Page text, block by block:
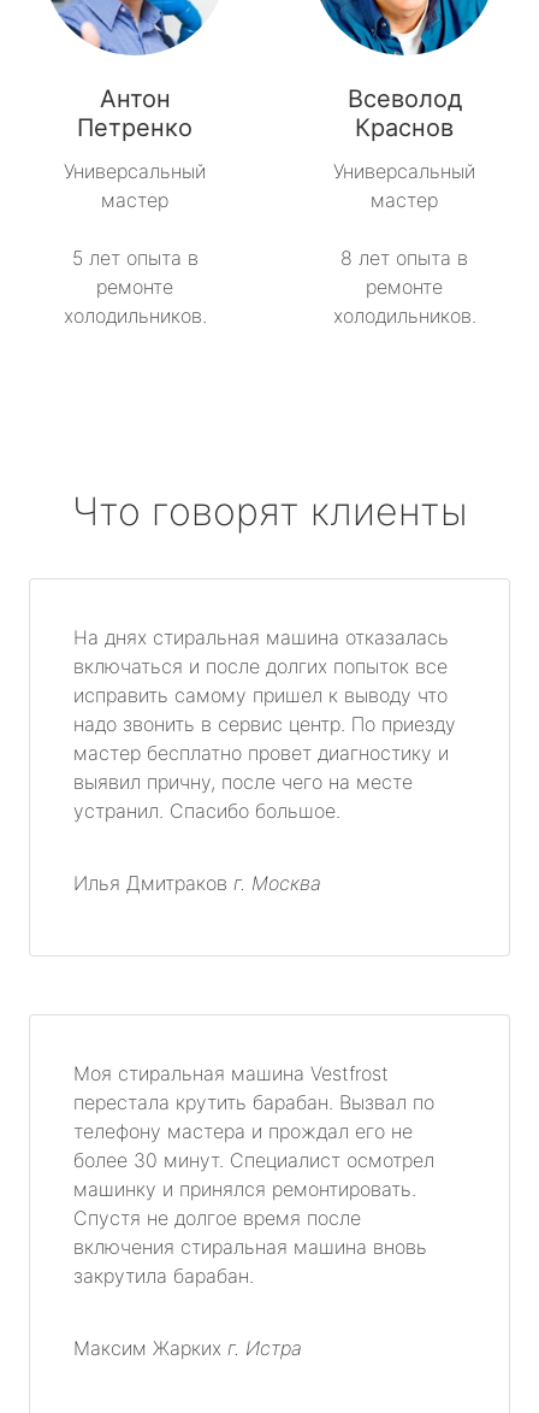
Антон
Петренко
Универсальный
мастер
5 лет опыта в
ремонте
холодильников.
Всеволод
Краснов
Универсальный
мастер
8 лет опыта в
ремонте
холодильников.
Что говорят клиенты
На днях стиральная машина отказалась
включаться и после долгих попыток все
исправить самому пришел к выводу что
надо звонить в сервис центр. По приезду
мастер бесплатно провет диагностику и
выявил причну, после чего на месте
устранил. Спасибо большое.
Илья Дмитраков г. Москва
Моя стиральная машина Vestfrost
перестала крутить барабан. Вызвал по
телефону мастера и прождал его не
более 30 минут. Специалист осмотрел
машинку и принялся ремонтировать.
Спустя не долгое время после
включения стиральная машина вновь
закрутила барабан.
Максим Жарких г. Истра